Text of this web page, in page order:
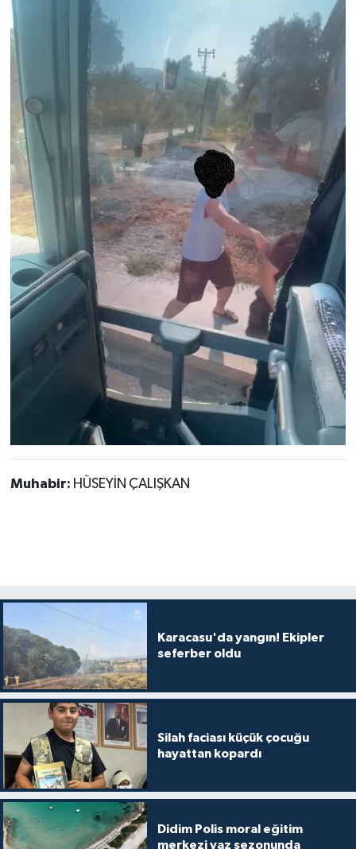
Muhabir: HÜSEYİN ÇALIŞKAN
Karacasu'da yangın! Ekipler
seferber oldu
Silah faciası küçük çocuğu
hayattan kopardı
Didim Polis moral eğitim
merkezi yaz sezonunda